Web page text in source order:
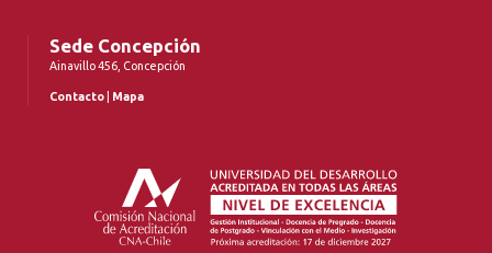
Sede Concepción
Ainavillo 456, Concepción
Contacto Mapa